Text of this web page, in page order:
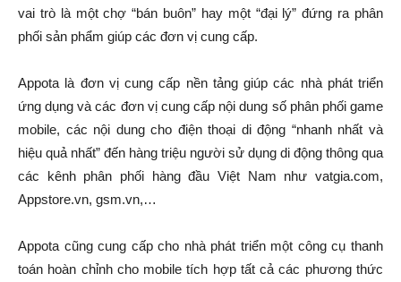
vai trò là một chợ “bán buôn” hay một “đại lý” đứng ra phân
phối sản phẩm giúp các đơn vị cung cấp.
Appota là đơn vị cung cấp nền tảng giúp các nhà phát triển
ứng dụng và các đơn vị cung cấp nội dung số phân phối game
mobile, các nội dung cho điện thoại di động “nhanh nhất và
hiệu quả nhất” đến hàng triệu người sử dụng di động thông qua
các kênh phân phối hàng đầu Việt Nam như vatgia.com,
Appstore.vn, gsm.vn,…
Appota cũng cung cấp cho nhà phát triển một công cụ thanh
toán hoàn chỉnh cho mobile tích hợp tất cả các phương thức